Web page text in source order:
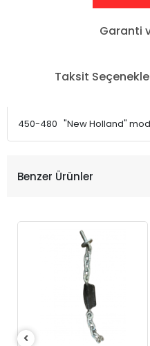
Garanti
Taksit
450-480 "New Holland"
Benzer Ürünler